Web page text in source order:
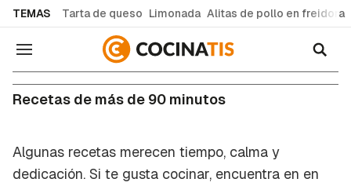
TEMAS Tarta de queso Limonada Alitas de pollo en freidora
Navegación
Recetas de más de 90 minutos
Algunas recetas merecen tiempo, calma y
dedicación. Si te gusta cocinar, encuentra en en